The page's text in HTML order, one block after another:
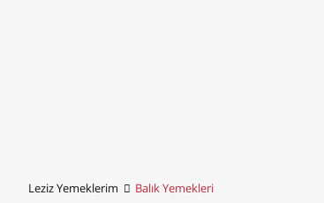
Leziz Yemeklerim Balık Yemekleri